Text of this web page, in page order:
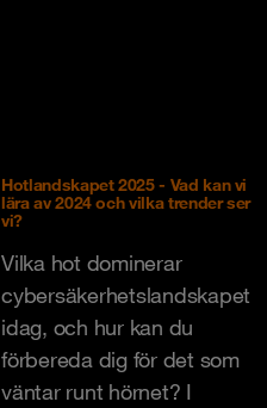
Hotlandskapet 2025 - Vad kan vi
lära av 2024 och vilka trender ser
vi?
Vilka hot dominerar
cybersäkerhetslandskapet
idag, och hur kan du
förbereda dig för det som
väntar runt hörnet? I